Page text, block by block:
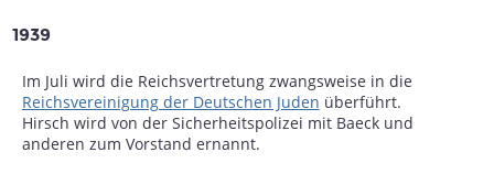
1939
Im Juli wird die Reichsvertretung zwangsweise in die
Reichsvereinigung der Deutschen Juden überführt.
Hirsch wird von der Sicherheitspolizei mit Baeck und
anderen zum Vorstand ernannt.